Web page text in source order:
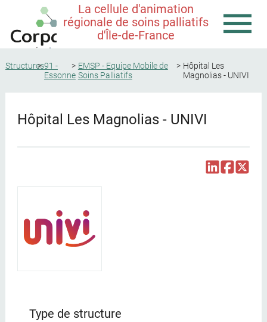
La cellule d'animation
régionale de soins palliatifs
d'Île-de-France
Structures91 -
Essonne
EMSP - Equipe Mobile de
Soins Palliatifs
Hôpital Les
Magnolias - UNIVI
Hôpital Les Magnolias - UNIVI
Type de structure